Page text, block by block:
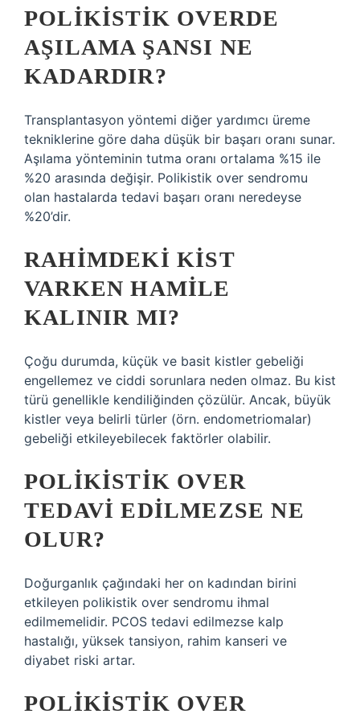
POLIKISTIK OVERDE
AŞILAMA ŞANSI NE
KADARDIR?
Transplantasyon yöntemi diğer yardımcı üreme
tekniklerine göre daha düşük bir başarı oranı sunar.
Aşılama yönteminin tutma oranı ortalama %15 ile
%20 arasında değişir. Polikistik over sendromu
olan hastalarda tedavi başarı oranı neredeyse
%20’dir.
RAHIMDEKI KIST
VARKEN HAMILE
KALINIR MI?
Çoğu durumda, küçük ve basit kistler gebeliği
engellemez ve ciddi sorunlara neden olmaz. Bu kist
türü genellikle kendiliğinden çözülür. Ancak, büyük
kistler veya belirli türler (örn. endometriomalar)
gebeliği etkileyebilecek faktörler olabilir.
POLIKISTIK OVER
TEDAVI EDILMEZSE NE
OLUR?
Doğurganlık çağındaki her on kadından birini
etkileyen polikistik over sendromu ihmal
edilmemelidir. PCOS tedavi edilmezse kalp
hastalığı, yüksek tansiyon, rahim kanseri ve
diyabet riski artar.
POLIKISTIK OVER